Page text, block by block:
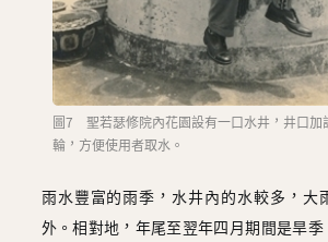
圖7 聖若瑟修院內花園設有一口水井，井口加
輪，方便使用者取水。
雨水豐富的雨季，水井內的水較多，大
外。相對地，年尾至翌年四月期間是旱季